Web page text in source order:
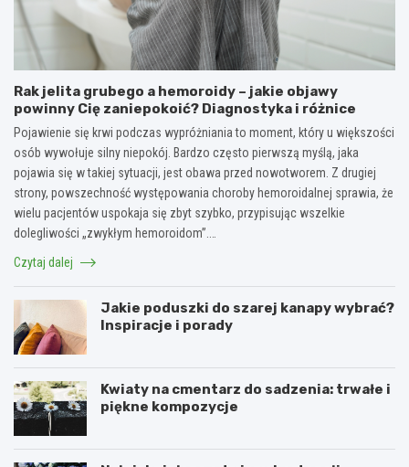
Rak jelita grubego a hemoroidy – jakie objawy
powinny Cię zaniepokoić? Diagnostyka i różnice
Pojawienie się krwi podczas wypróżniania to moment, który u większości
osób wywołuje silny niepokój. Bardzo często pierwszą myślą, jaka
pojawia się w takiej sytuacji, jest obawa przed nowotworem. Z drugiej
strony, powszechność występowania choroby hemoroidalnej sprawia, że
wielu pacjentów uspokaja się zbyt szybko, przypisując wszelkie
dolegliwości „zwykłym hemoroidom”.…
Czytaj dalej
Jakie poduszki do szarej kanapy wybrać?
Inspiracje i porady
Kwiaty na cmentarz do sadzenia: trwałe i
piękne kompozycje